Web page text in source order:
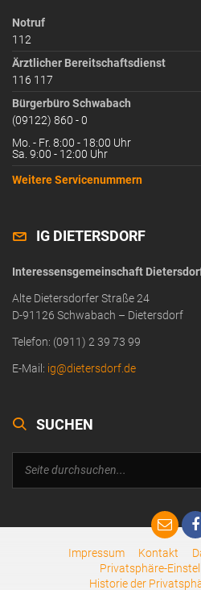
Notruf
112
Ärztlicher Bereitschaftsdienst
116 117
Bürgerbüro Schwabach
(09122) 860 - 0
Mo. - Fr. 8:00 - 18:00 Uhr
Sa. 9:00 - 12:00 Uhr
Weitere Servicenummern
IG DIETERSDORF
Interessensgemeinschaft
Alte Dietersdorfer Straße 24
D-91126 Schwabach – Dietersdorf
Telefon: (0911) 2 39 73 99
E-Mail: ig@dietersdorf.de
SUCHEN
Impressum Kontakt
Privatsphäre-
Historie der